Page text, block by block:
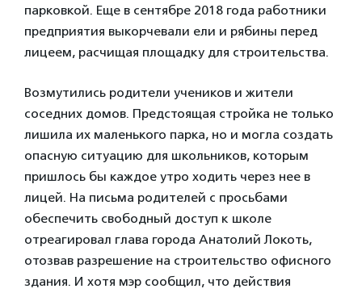
парковкой. Еще в сентябре 2018 года работники
предприятия выкорчевали ели и рябины перед
лицеем, расчищая площадку для строительства.
Возмутились родители учеников и жители
соседних домов. Предстоящая стройка не только
лишила их маленького парка, но и могла создать
опасную ситуацию для школьников, которым
пришлось бы каждое утро ходить через нее в
лицей. На письма родителей с просьбами
обеспечить свободный доступ к школе
отреагировал глава города Анатолий Локоть,
отозвав разрешение на строительство офисного
здания. И хотя мэр сообщил, что действия